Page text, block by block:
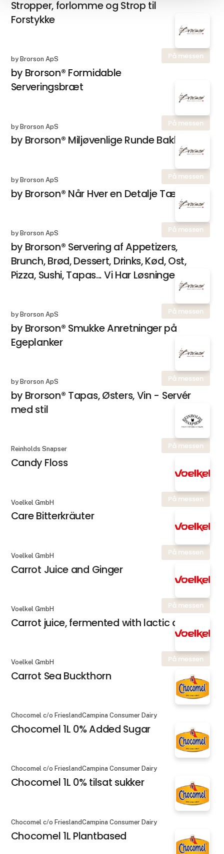
Stropper, forlomme og Strop til
Forstykke
På messen
by Brorson ApS
by Brorson® Formidable
Serveringsbræt
På messen
by Brorson ApS
by Brorson® Miljøvenlige Runde Bakker
På messen
by Brorson ApS
by Brorson® Når Hver en Detalje Tæller
På messen
by Brorson ApS
by Brorson® Servering af Appetizers,
Brunch, Brød, Dessert, Drinks, Kød, Ost,
Pizza, Sushi, Tapas... Vi Har Løsningen!
På messen
by Brorson ApS
by Brorson® Smukke Anretninger på
Egeplanker
På messen
by Brorson ApS
by Brorson® Tapas, Østers, Vin - Servér
med stil
På messen
Reinholds Snapser
Candy Floss
På messen
Voelkel GmbH
Care Bitterkräuter
På messen
Voelkel GmbH
Carrot Juice and Ginger
På messen
Voelkel GmbH
Carrot juice, fermented with lactic acid
På messen
Voelkel GmbH
Carrot Sea Buckthorn
Chocomel c/o FrieslandCampina Consumer Dairy
Chocomel 1L 0% Added Sugar
Chocomel c/o FrieslandCampina Consumer Dairy
Chocomel 1L 0% tilsat sukker
Chocomel c/o FrieslandCampina Consumer Dairy
Chocomel 1L Plantbased